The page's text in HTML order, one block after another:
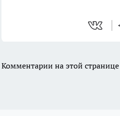
Комментарии на этой